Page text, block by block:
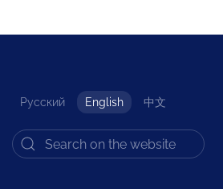
Русский English 中文